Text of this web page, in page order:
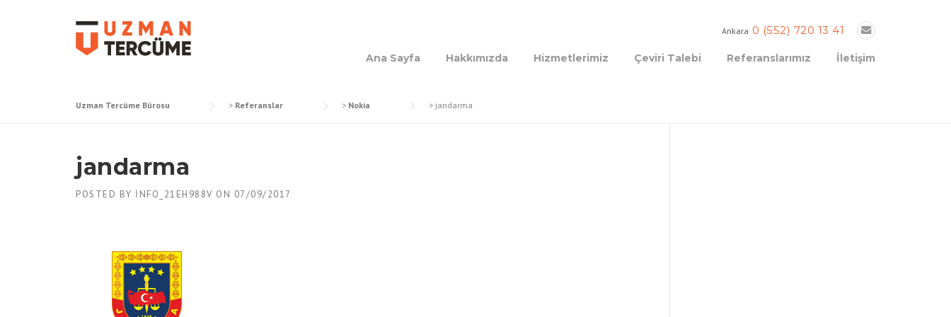
Ankara 0 (552) 720 13 41
Ana Sayfa Hakkımızda Hizmetlerimiz Çeviri Talebi Referanslarımız İletişim
Uzman Tercüme Bürosu > Referanslar > Nokia > jandarma
jandarma
POSTED BY INFO_21EH988V ON 07/09/2017